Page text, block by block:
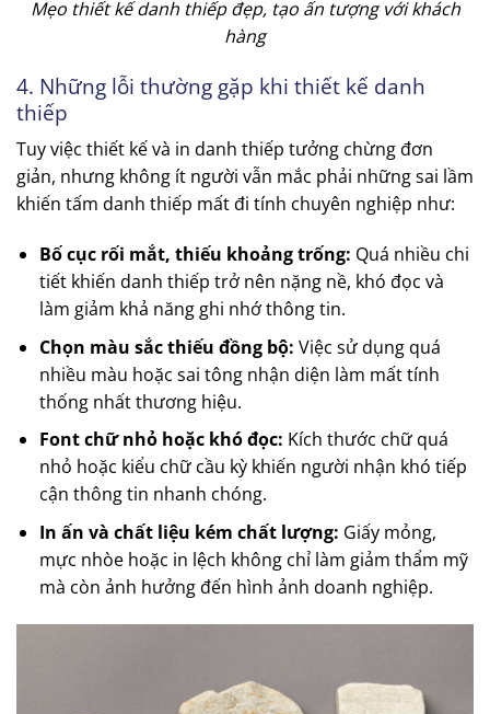
Mẹo thiết kế danh thiếp đẹp, tạo ấn tượng với khách
hàng
4. Những lỗi thường gặp khi thiết kế danh
thiếp
Tuy việc thiết kế và in danh thiếp tưởng chừng đơn
giản, nhưng không ít người vẫn mắc phải những sai lầm
khiến tấm danh thiếp mất đi tính chuyên nghiệp như:
Bố cục rối mắt, thiếu khoảng trống: Quá nhiều chi
tiết khiến danh thiếp trở nên nặng nề, khó đọc và
làm giảm khả năng ghi nhớ thông tin.
Chọn màu sắc thiếu đồng bộ: Việc sử dụng quá
nhiều màu hoặc sai tông nhận diện làm mất tính
thống nhất thương hiệu.
Font chữ nhỏ hoặc khó đọc: Kích thước chữ quá
nhỏ hoặc kiểu chữ cầu kỳ khiến người nhận khó tiếp
cận thông tin nhanh chóng.
In ấn và chất liệu kém chất lượng: Giấy mỏng,
mực nhòe hoặc in lệch không chỉ làm giảm thẩm mỹ
mà còn ảnh hưởng đến hình ảnh doanh nghiệp.